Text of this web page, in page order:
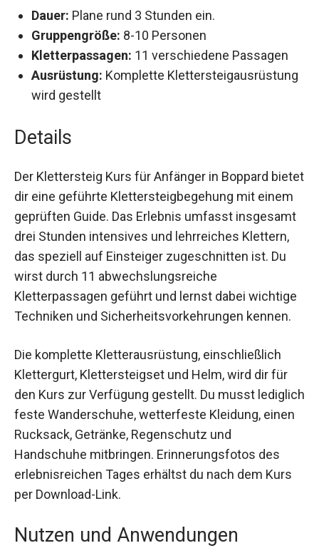
Dauer:
Plane rund 3 Stunden ein.
Gruppengröße:
8-10 Personen
Kletterpassagen:
11 verschiedene Passagen
Ausrüstung:
Komplette
Klettersteigausrüstung wird gestellt
Details
Der Klettersteig Kurs für Anfänger in Boppard
bietet dir eine geführte Klettersteigbegehung mit
einem geprüften Guide. Das Erlebnis umfasst
insgesamt drei Stunden intensives und
lehrreiches Klettern, das speziell auf Einsteiger
zugeschnitten ist. Du wirst durch 11
abwechslungsreiche Kletterpassagen geführt
und lernst dabei wichtige Techniken und
Die komplette Kletterausrüstung, einschließlich
Klettergurt, Klettersteigset und Helm, wird dir für
den Kurs zur Verfügung gestellt. Du musst
lediglich feste Wanderschuhe, wetterfeste
Kleidung, einen Rucksack, Getränke,
Regenschutz und Handschuhe mitbringen.
Erinnerungsfotos des erlebnisreichen Tages
erhältst du nach dem Kurs per Download-Link.
Nutzen und Anwendungen